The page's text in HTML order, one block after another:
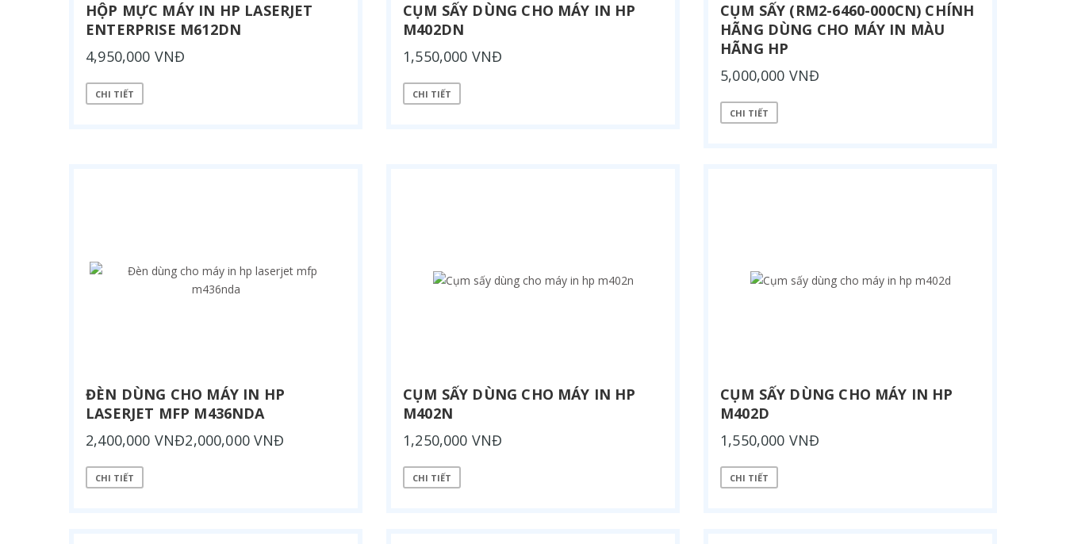
HỘP MỰC MÁY IN HP LASERJET
ENTERPRISE M612DN
4,950,000 VNĐ
CHI TIẾT
CỤM SẤY DÙNG CHO MÁY IN HP
M402DN
1,550,000 VNĐ
CHI TIẾT
CỤM SẤY (RM2-6460-000CN) CHÍNH
HÃNG DÙNG CHO MÁY IN MÀU
HÃNG HP
5,000,000 VNĐ
CHI TIẾT
ĐÈN DÙNG CHO MÁY IN HP
LASERJET MFP M436NDA
2,400,000 VNĐ2,000,000 VNĐ
CHI TIẾT
CỤM SẤY DÙNG CHO MÁY IN HP
M402N
1,250,000 VNĐ
CHI TIẾT
CỤM SẤY DÙNG CHO MÁY IN HP
M402D
1,550,000 VNĐ
CHI TIẾT